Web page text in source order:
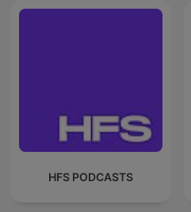
HFS PODCASTS